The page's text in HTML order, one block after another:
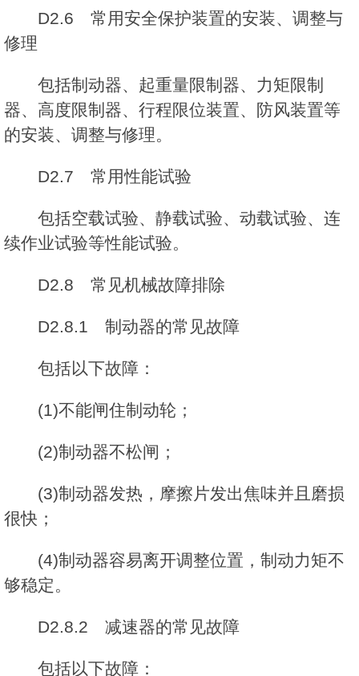
D2.6 常用安全保护装置的安装、调整与
修理
包括制动器、起重量限制器、力矩限制
器、高度限制器、行程限位装置、防风装置等
的安装、调整与修理。
D2.7 常用性能试验
包括空载试验、静载试验、动载试验、连
续作业试验等性能试验。
D2.8 常见机械故障排除
D2.8.1 制动器的常见故障
包括以下故障：
(1)不能闸住制动轮；
(2)制动器不松闸；
(3)制动器发热，摩擦片发出焦味并且磨损
很快；
(4)制动器容易离开调整位置，制动力矩不
够稳定。
D2.8.2 减速器的常见故障
包括以下故障：